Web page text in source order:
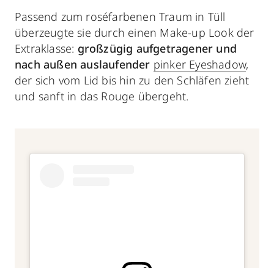
Passend zum roséfarbenen Traum in Tüll
überzeugte sie durch einen Make-up Look der
Extraklasse: großzügig aufgetragener und
nach außen auslaufender pinker Eyeshadow,
der sich vom Lid bis hin zu den Schläfen zieht
und sanft in das Rouge übergeht.